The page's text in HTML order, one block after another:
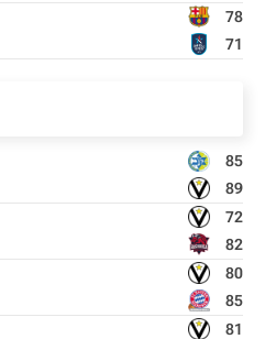
78
71
85
89
72
82
80
85
81